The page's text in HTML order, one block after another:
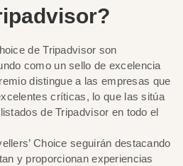
de Tripadvisor son
como un sello de excelencia
distingue a las empresas que
críticas, lo que las sitúa
de Tripadvisor en todo el
Choice seguirán destacando
y proporcionan experiencias